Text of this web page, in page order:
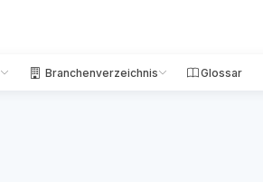
Branchenverzeichnis Glossar